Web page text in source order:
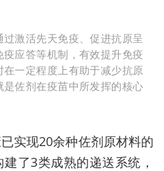
激活先天免疫、促进抗原呈
应答等机制，有效提升免疫
一定程度上有助于减少抗原
佐剂在疫苗中所发挥的核心
实现20余种佐剂原材料的
了3类成熟的递送系统，